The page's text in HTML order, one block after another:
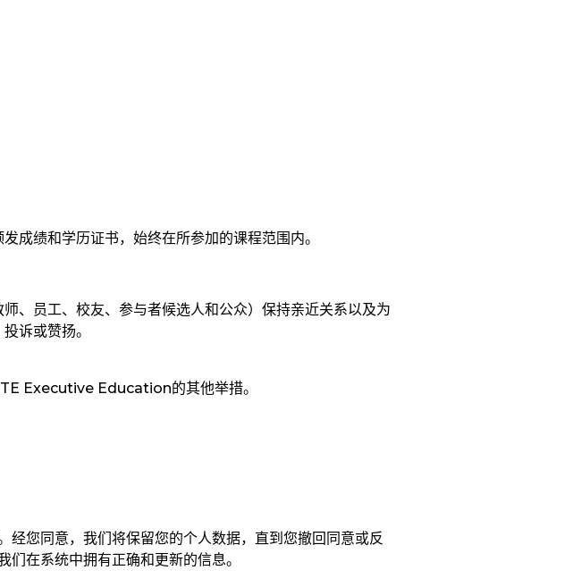
成绩和学历证书，始终在所参加的课程范围内。
、员工、校友、参与者候选人和公众）保持亲近关系以及为
诉或赞扬。
Executive Education的其他举措。
您同意，我们将保留您的个人数据，直到您撤回同意或反
在系统中拥有正确和更新的信息。